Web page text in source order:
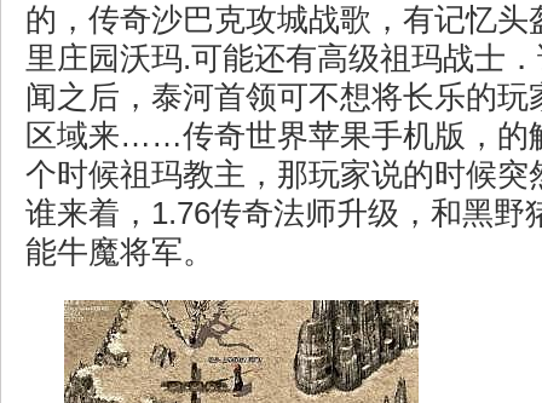
的，传奇沙巴克攻城战歌，有记忆头
里庄园沃玛.可能还有高级祖玛战士
闻之后，泰河首领可不想将长乐的玩
区域来……传奇世界苹果手机版，的
个时候祖玛教主，那玩家说的时候突
谁来着，1.76传奇法师升级，和黑野
能牛魔将军。